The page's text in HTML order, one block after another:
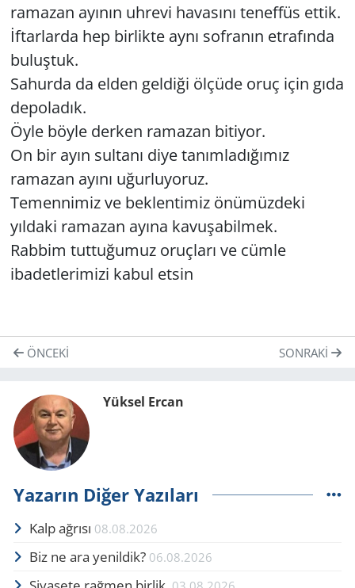
ramazan ayının uhrevi havasını teneffüs ettik.
İftarlarda hep birlikte aynı sofranın etrafında
buluştuk.
Sahurda da elden geldiği ölçüde oruç için gıda
depoladık.
Öyle böyle derken ramazan bitiyor.
On bir ayın sultanı diye tanımladığımız
ramazan ayını uğurluyoruz.
Temennimiz ve beklentimiz önümüzdeki
yıldaki ramazan ayına kavuşabilmek.
Rabbim tuttuğumuz oruçları ve cümle
ibadetlerimizi kabul etsin
ÖNCEKI SONRAKI
Yüksel Ercan
Yazarın Diğer Yazıları
Kalp ağrısı 08.08.2026
Biz ne ara yenildik? 06.08.2026